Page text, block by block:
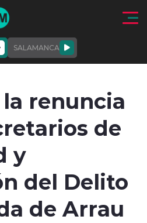
al contenido
SALAMANCA
SOMOS
renuncia
de
y
del Delito
de Arrau